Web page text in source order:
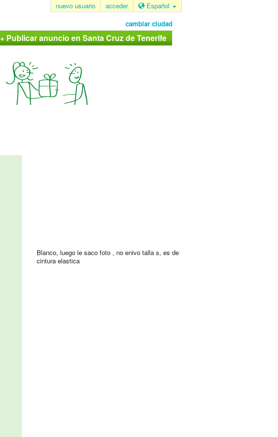
nuevo usuario acceder Español
cambiar ciudad
+ Publicar anuncio en Santa Cruz de Tenerife
Blanco, luego le saco foto , no enivo talla s, es de
cintura elastica